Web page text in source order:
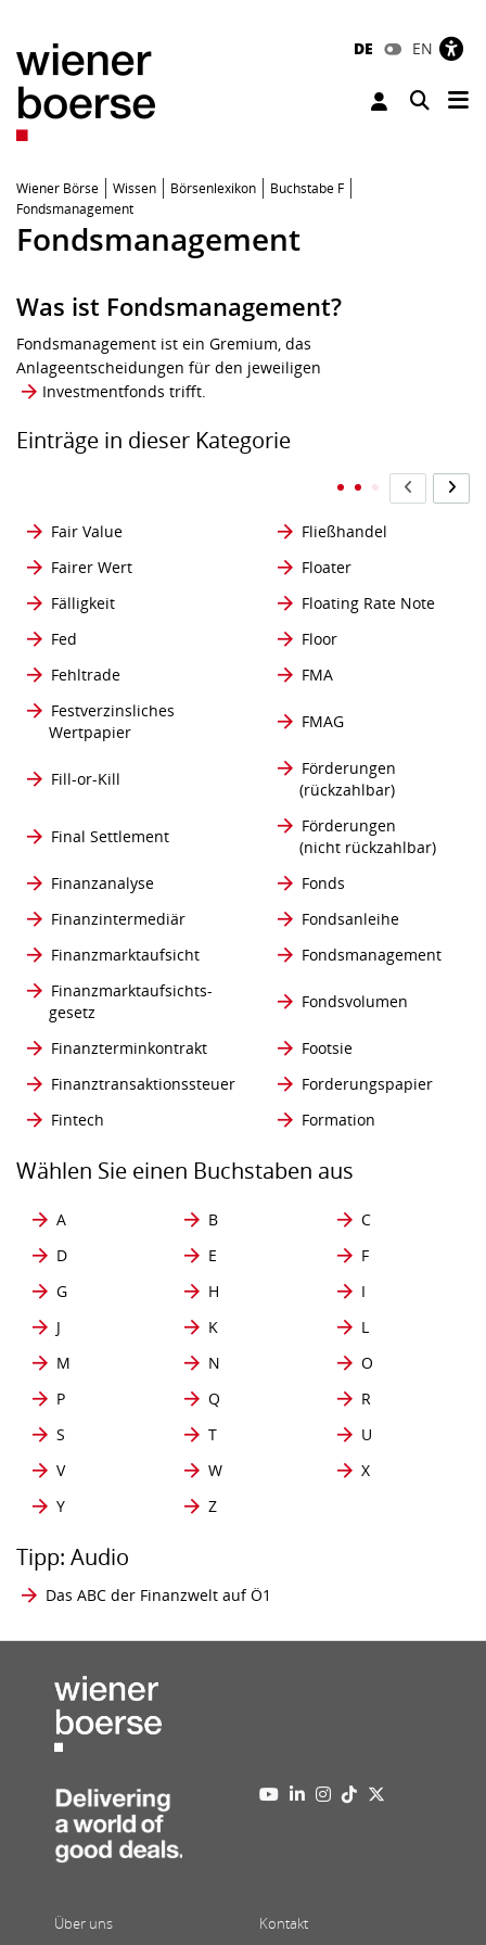
DE EN
Toggle
Wiener Börse Wissen Börsenlexikon
Buchstabe F
Fondsmanagement
Fondsmanagement
Was ist Fondsmanagement?
Fondsmanagement ist ein Gremium, das
Anlageentscheidungen für den jeweiligen
Investmentfonds trifft.
Einträge in dieser Kategorie
Fair Value
Fließhandel
Fairer Wert
Floater
Fälligkeit
Floating Rate Note
Fed
Floor
Fehltrade
FMA
Festverzinsliches
Wertpapier
FMAG
Fill-or-Kill
Förderungen
(rückzahlbar)
Final Settlement
Förderungen
(nicht rückzahlbar)
Finanzanalyse
Fonds
Finanzintermediär
Fondsanleihe
Finanzmarktaufsicht
Fondsmanagement
Finanzmarktaufsichts-
gesetz
Fondsvolumen
Finanzterminkontrakt
Footsie
Finanztransaktionssteuer
Forderungspapier
Fintech
Formation
Wählen Sie einen Buchstaben aus
A B
C
D
E
F
G
H
I
J
K
L
M
N
O
P
Q
R
S
T
U
V
W
X
Y
Z
Tipp: Audio
Das ABC der Finanzwelt auf Ö1
Über uns Kontakt